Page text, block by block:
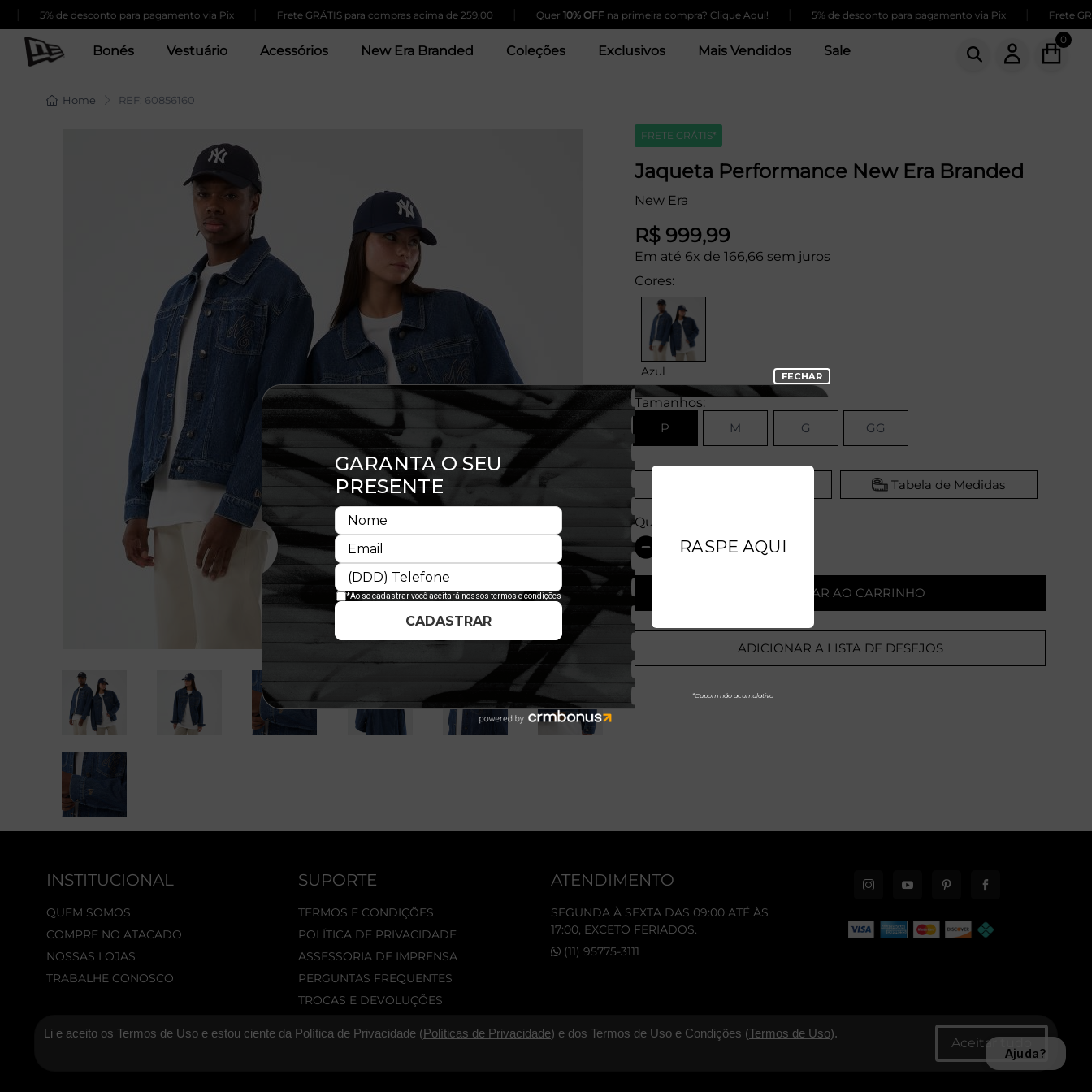
5% de desconto para pagamento via Pix Frete GRÁTIS para compras acima de 259,00 Quer10% OFFna primeira compra? Clique Aqui! 5% de desconto para pagamento via Pix Frete
Bonés Vestuário Acessórios New Era Branded Coleções Exclusivos Mais Vendidos Sale
0
Home REF: 60856160
FRETE GRÁTIS*
Jaqueta Performance New Era Branded
New Era
R$ 999,99
Em até 6x de 166,66 sem juros
Cores:
Azul
Tamanhos:
P
M G GG
Tabela de Medidas
Quantidade:
ADICIONAR AO CARRINHO
ADICIONAR A LISTA DE DESEJOS
INSTITUCIONAL
QUEM SOMOS
COMPRE NO ATACADO
NOSSAS LOJAS
TRABALHE CONOSCO
SUPORTE
TERMOS E CONDIÇÕES
POLÍTICA DE PRIVACIDADE
ASSESSORIA DE IMPRENSA
PERGUNTAS FREQUENTES
TROCAS E DEVOLUÇÕES
ATENDIMENTO
SEGUNDA À SEXTA DAS 09:00 ATÉ ÀS
17:00, EXCETO FERIADOS.
(11) 95775-3111
CNPJ: 06.346.545/0001-30 - New Era Brasil Ltda
Li e aceito os Termos de Uso e estou ciente da Política de Privacidade (Políticas de Privacidade) e dos Termos de Uso e Condições (Termos de Uso).
Ajuda?